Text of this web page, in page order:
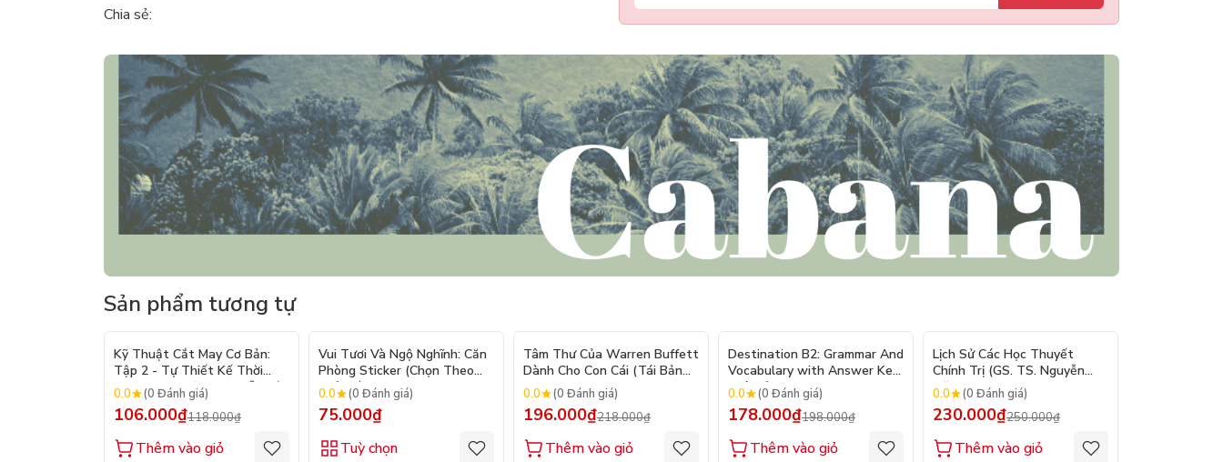
Chia sẻ:
Sản phẩm tương tự
- 10%
Kỹ Thuật Cắt May Cơ Bản:
Tập 2 - Tự Thiết Kế Thời
Trang Nam Nữ - Tạo Mẫu Rập
- Kỹ Thuật Nhảy Size
0.0 (0 Đánh giá)
106.000₫118.000₫
Thêm vào giỏ
Vui Tươi Và Ngộ Nghĩnh: Căn
Phòng Sticker (Chọn Theo
Chủ Đề) - Hơn 250 Sticker
0.0 (0 Đánh giá)
75.000₫
Tuỳ chọn
- 10%
Tâm Thư Của Warren Buffett
Dành Cho Con Cái (Tái Bản
2026)
0.0 (0 Đánh giá)
196.000₫218.000₫
Thêm vào giỏ
- 10%
Destination B2: Grammar And
Vocabulary with Answer Key
(Tái Bản 2025)
0.0 (0 Đánh giá)
178.000₫198.000₫
Thêm vào giỏ
Lịch Sử Các Học Thuyết
Chính Trị (GS. TS. Nguyễn
Đăng Dung)
0.0 (0 Đánh giá)
230.000₫250.000₫
Thêm vào giỏ